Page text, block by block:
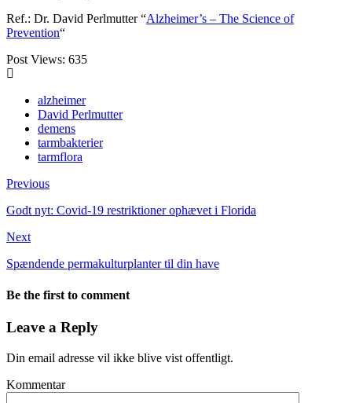
Ref.: Dr. David Perlmutter “Alzheimer’s – The Science of
Prevention“
Post Views: 635
alzheimer
David Perlmutter
demens
tarmbakterier
tarmflora
Previous
Godt nyt: Covid-19 restriktioner ophævet i Florida
Next
Spændende permakulturplanter til din have
Be the first to comment
Leave a Reply
Din email adresse vil ikke blive vist offentligt.
Kommentar